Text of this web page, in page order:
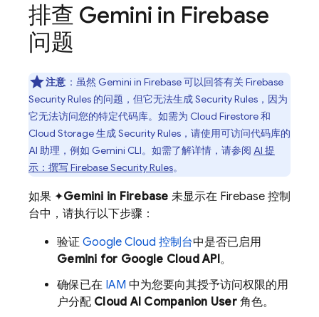
排查 Gemini in Firebase
问题
注意 ： 虽然 Gemini in Firebase可以回答有关 Firebase
Security Rules 的问题，但它无法生成Security Rules ，因为
它无法访问您的特定代码库。如需为 Cloud Firestore和
Cloud Storage生成Security Rules ，请使用可访问代码库的
AI 助理，例如 Gemini CLI。如需了解详情，请参阅 AI 提
示：撰写 Firebase Security Rules。
如果 ✦Gemini in Firebase 未显示在 Firebase控制
台中，请执行以下步骤：
验证 Google Cloud 控制台中是否已启用
Gemini for Google Cloud API。
确保已在 IAM 中为您要向其授予访问权限的用
户分配 Cloud AI Companion User角色。